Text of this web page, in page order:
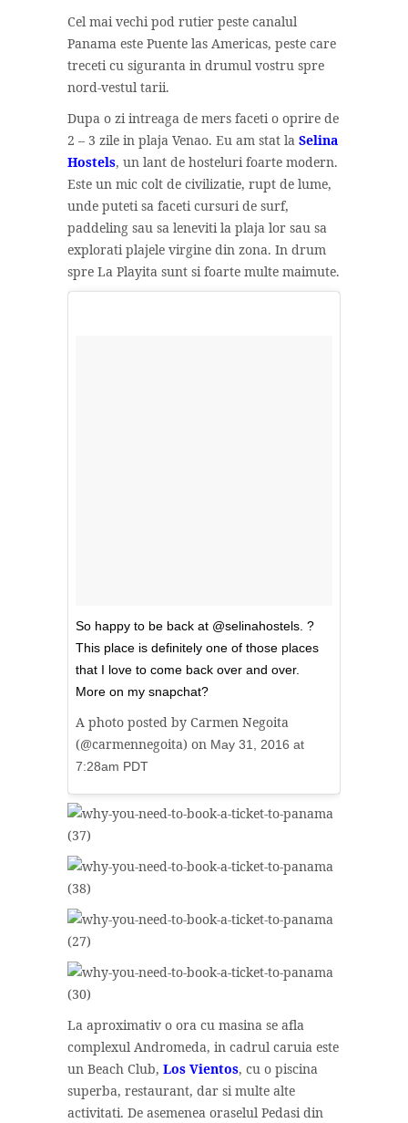
Cel mai vechi pod rutier peste canalul
Panama este Puente las Americas, peste care
treceti cu siguranta in drumul vostru spre
nord-vestul tarii.
Dupa o zi intreaga de mers faceti o oprire de
2 – 3 zile in plaja Venao. Eu am stat la Selina
Hostels, un lant de hosteluri foarte modern.
Este un mic colt de civilizatie, rupt de lume,
unde puteti sa faceti cursuri de surf,
paddeling sau sa leneviti la plaja lor sau sa
explorati plajele virgine din zona. In drum
spre La Playita sunt si foarte multe maimute.
So happy to be back at @selinahostels. ?
This place is definitely one of those places
that I love to come back over and over.
More on my snapchat?
A photo posted by Carmen Negoita
(@carmennegoita) on May 31, 2016 at
7:28am PDT
La aproximativ o ora cu masina se afla
complexul Andromeda, in cadrul caruia este
un Beach Club, Los Vientos, cu o piscina
superba, restaurant, dar si multe alte
activitati. De asemenea oraselul Pedasi din